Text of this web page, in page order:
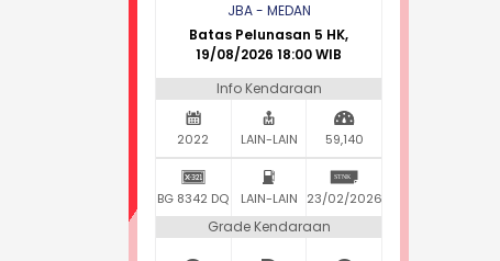
JBA - MEDAN
Batas Pelunasan 5 HK,
19/08/2026 18:00 WIB
Info Kendaraan
2022 LAIN-LAIN 59,140
BG 8342 DQ LAIN-LAIN 23/02/2026
Grade Kendaraan